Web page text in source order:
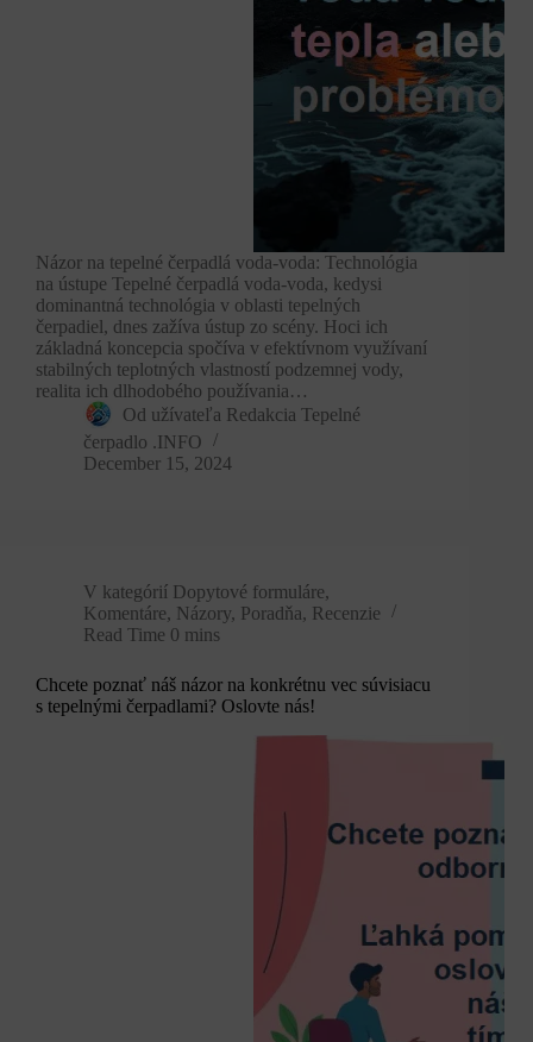
Názor na tepelné čerpadlá voda-voda: Technológia
na ústupe Tepelné čerpadlá voda-voda, kedysi
dominantná technológia v oblasti tepelných
čerpadiel, dnes zažíva ústup zo scény. Hoci ich
základná koncepcia spočíva v efektívnom využívaní
stabilných teplotných vlastností podzemnej vody,
realita ich dlhodobého používania…
Od užívateľa Redakcia Tepelné
čerpadlo .INFO
December 15, 2024
V kategórií Dopytové formuláre,
Komentáre, Názory, Poradňa, Recenzie
Read Time 0 mins
Chcete poznať náš názor na konkrétnu vec súvisiacu
s tepelnými čerpadlami? Oslovte nás!